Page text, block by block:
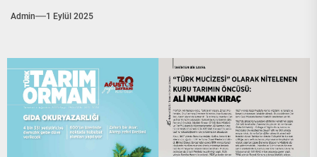
Admin 1 Eylül 2025